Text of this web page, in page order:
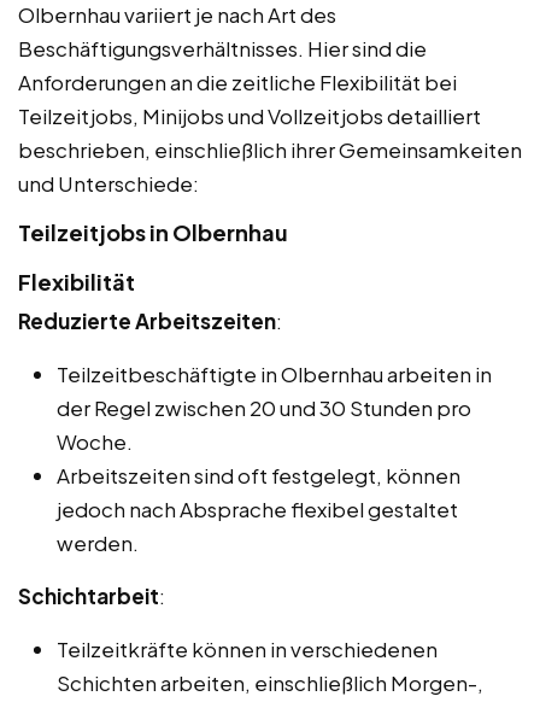
Olbernhau variiert je nach Art des
Beschäftigungsverhältnisses. Hier sind die
Anforderungen an die zeitliche Flexibilität bei
Teilzeitjobs, Minijobs und Vollzeitjobs detailliert
beschrieben, einschließlich ihrer Gemeinsamkeiten
und Unterschiede:
Teilzeitjobs in Olbernhau
Flexibilität
Reduzierte Arbeitszeiten:
Teilzeitbeschäftigte in Olbernhau arbeiten in
der Regel zwischen 20 und 30 Stunden pro
Woche.
Arbeitszeiten sind oft festgelegt, können
jedoch nach Absprache flexibel gestaltet
werden.
Schichtarbeit:
Teilzeitkräfte können in verschiedenen
Schichten arbeiten, einschließlich Morgen-,